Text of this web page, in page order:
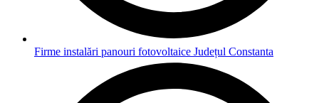
Firme instalări panouri fotovoltaice Județul Constanta